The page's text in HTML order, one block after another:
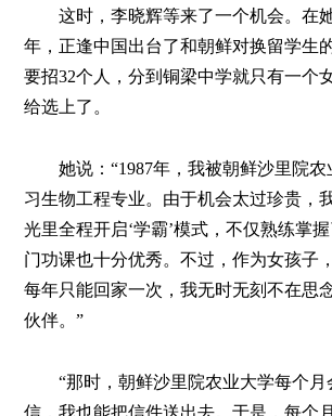
这时，李晓辉等来了一个机会。在
年，正逢中国出台了和朝鲜对换留学生
要招32个人，分到铜梁中学就只有一个
给选上了。
她说：“1987年，我被朝鲜沙里院
习生物工程专业。由于机会太过珍贵，
光里全程开启‘学霸’模式，不仅熟练掌
门功课也十分优秀。不过，作为女孩子
每年只能回家一次，我无时无刻不在思
伙伴。”
“那时，朝鲜沙里院农业大学每个月
信，我也能把信件送出去。于是，每个